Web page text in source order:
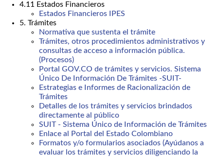
4.11 Estados Financieros
Estados Financieros IPES
5. Trámites
Normativa que sustenta el trámite
Trámites, otros procedimientos administrativos y
consultas de acceso a información pública.
(Procesos)
Portal GOV.CO de trámites y servicios. Sistema
Único De Información De Trámites -SUIT-
Estrategias e Informes de Racionalización de
Trámites
Detalles de los trámites y servicios brindados
directamente al público
SUIT - Sistema Único de Información de Trámites
Enlace al Portal del Estado Colombiano
Formatos y/o formularios asociados (Ayúdanos a
evaluar los trámites y servicios diligenciando la